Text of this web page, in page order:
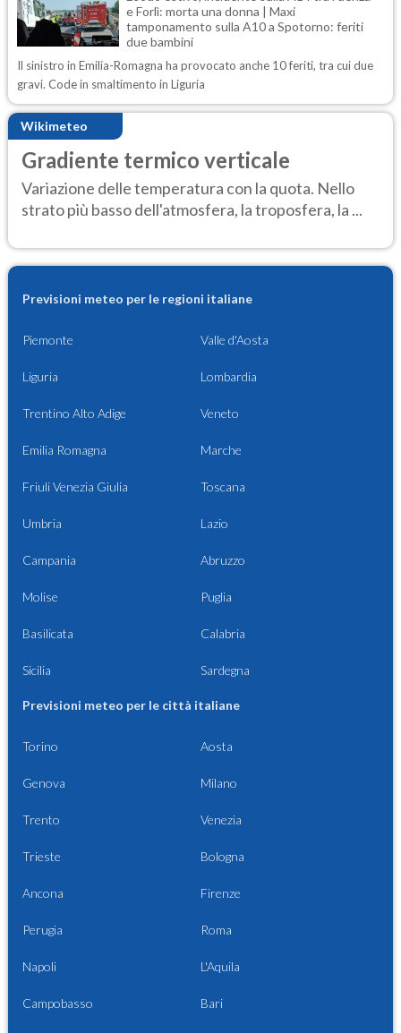
e Forlì: morta una donna | Maxi
tamponamento sulla A10 a Spotorno: feriti
due bambini
Il sinistro in Emilia-Romagna ha provocato anche 10 feriti, tra cui due
gravi. Code in smaltimento in Liguria
Wikimeteo
Gradiente termico verticale
Variazione delle temperatura con la quota. Nello
strato più basso dell'atmosfera, la troposfera, la ...
Previsioni meteo per le regioni italiane
Piemonte Valle d'Aosta
Liguria Lombardia
Trentino Alto Adige Veneto
Emilia Romagna Marche
Friuli Venezia Giulia Toscana
Umbria Lazio
Campania Abruzzo
Molise Puglia
Basilicata Calabria
Sicilia Sardegna
Previsioni meteo per le città italiane
Torino Aosta
Genova Milano
Trento Venezia
Trieste Bologna
Ancona Firenze
Perugia Roma
Napoli L'Aquila
Campobasso Bari